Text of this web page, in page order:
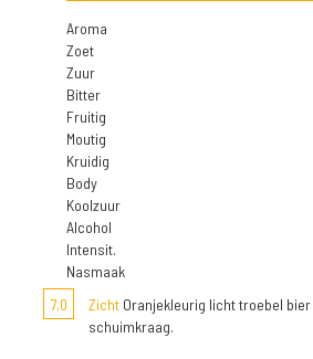
Aroma
Zoet
Zuur
Bitter
Fruitig
Moutig
Kruidig
Body
Koolzuur
Alcohol
Intensit.
Nasmaak
7,0
Zicht Oranjekleurig licht troebel
schuimkraag.